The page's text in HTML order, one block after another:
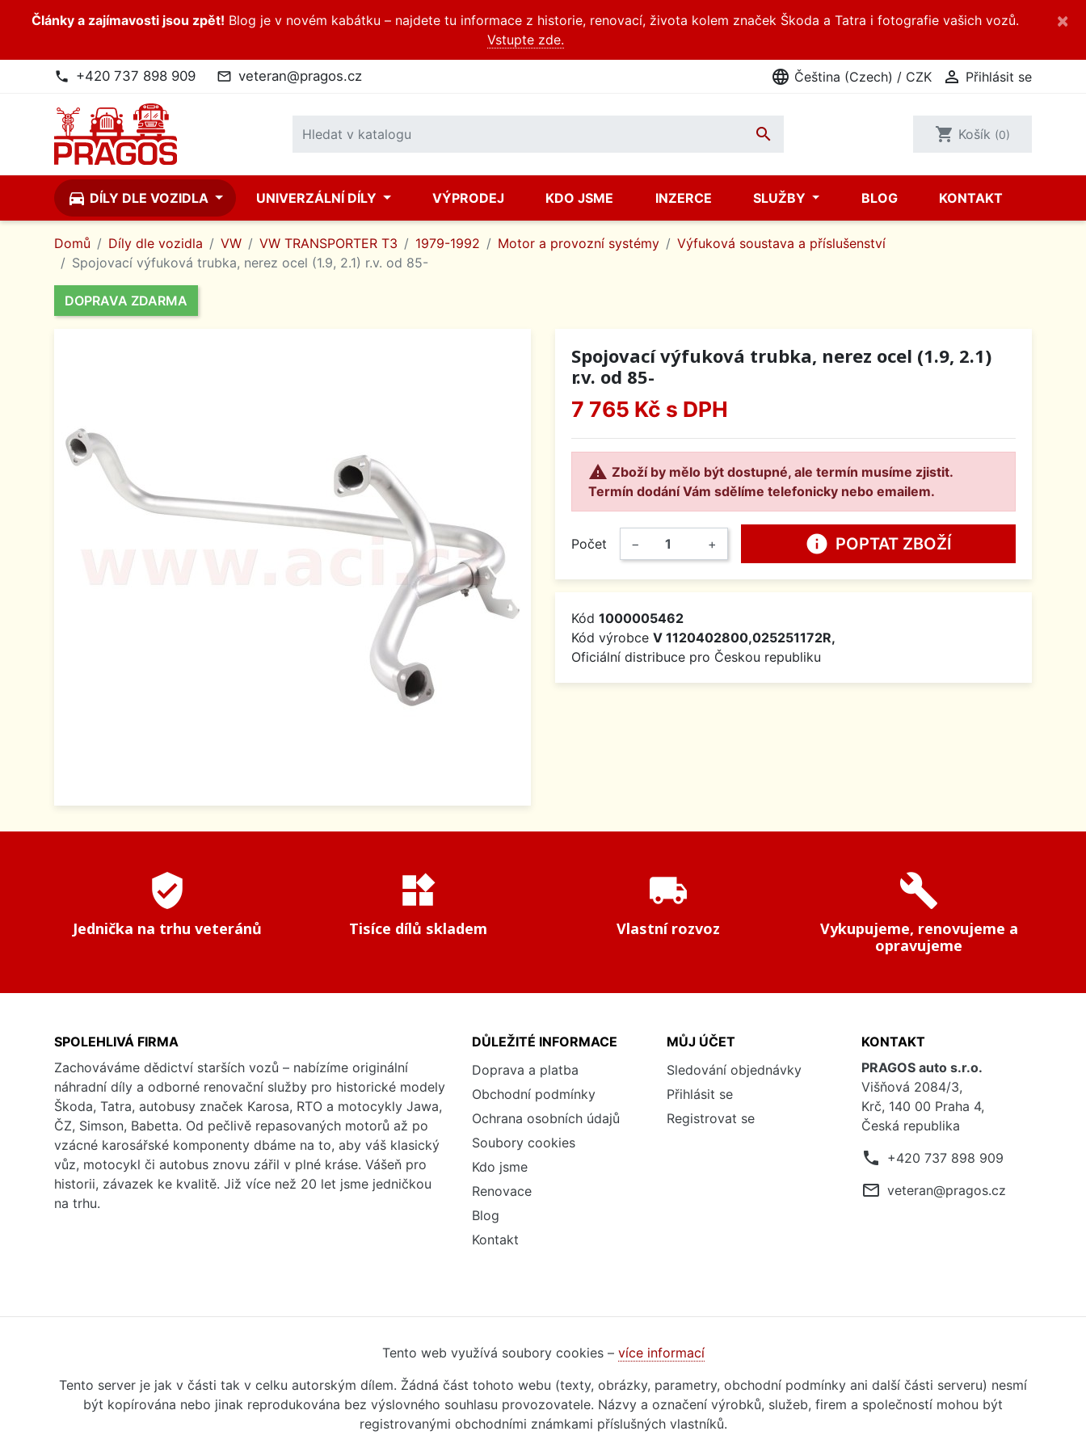
Články a zajímavosti jsou zpět! Blog je v novém kabátku – najdete tu informace z historie, renovací, života kolem značek Škoda a Tatra i fotografie vašich vozů.
Vstupte zde.
×
phone +420 737 898 909 mail_outline veteran@pragos.cz language Čeština (Czech) / CZK  Přihlásit se
 shopping_cart Košík (0)
directions_car DÍLY DLE VOZIDLA UNIVERZÁLNÍ DÍLY VÝPRODEJ KDO JSME INZERCE SLUŽBY BLOG KONTAKT
Domů Díly dle vozidla VW VW TRANSPORTER T3 1979-1992 Motor a provozní systémy
Výfuková soustava a příslušenství
Spojovací výfuková trubka, nerez ocel (1.9, 2.1) r.v. od 85-
DOPRAVA ZDARMA
Spojovací výfuková trubka, nerez ocel (1.9, 2.1)
r.v. od 85-
7 765 Kč s DPH
 Zboží by mělo být dostupné, ale termín musíme zjistit.
Termín dodání Vám sdělíme telefonicky nebo emailem.
Počet − + info POPTAT ZBOŽÍ
Kód 1000005462
Kód výrobce V 1120402800,025251172R,
Oficiální distribuce pro Českou republiku
verified_user
Jednička na trhu veteránů
widgets
Tisíce dílů skladem
local_shipping
Vlastní rozvoz
build
Vykupujeme, renovujeme a
opravujeme
SPOLEHLIVÁ FIRMA
Zachováváme dědictví starších vozů – nabízíme originální
náhradní díly a odborné renovační služby pro historické modely
Škoda, Tatra, autobusy značek Karosa, RTO a motocykly Jawa,
ČZ, Simson, Babetta. Od pečlivě repasovaných motorů až po
vzácné karosářské komponenty dbáme na to, aby váš klasický
vůz, motocykl či autobus znovu zářil v plné kráse. Vášeň pro
historii, závazek ke kvalitě. Již více než 20 let jsme jedničkou
na trhu.
DŮLEŽITÉ INFORMACE
Doprava a platba
Obchodní podmínky
Ochrana osobních údajů
Soubory cookies
Kdo jsme
Renovace
Blog
Kontakt
MŮJ ÚČET
Sledování objednávky
Přihlásit se
Registrovat se
KONTAKT
PRAGOS auto s.r.o.
Višňová 2084/3,
Krč, 140 00 Praha 4,
Česká republika
phone +420 737 898 909
mail_outline veteran@pragos.cz
Tento web využívá soubory cookies – více informací
Tento server je jak v části tak v celku autorským dílem. Žádná část tohoto webu (texty, obrázky, parametry, obchodní podmínky ani další části serveru) nesmí
být kopírována nebo jinak reprodukována bez výslovného souhlasu provozovatele. Názvy a označení výrobků, služeb, firem a společností mohou být
registrovanými obchodními známkami příslušných vlastníků.